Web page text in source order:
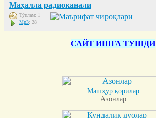
Маҳалла радиоканали
Тўплам: 1
Mp3: 28
САЙТ ИШГА ТУШДИ
Машҳур қорилар
Азонлар